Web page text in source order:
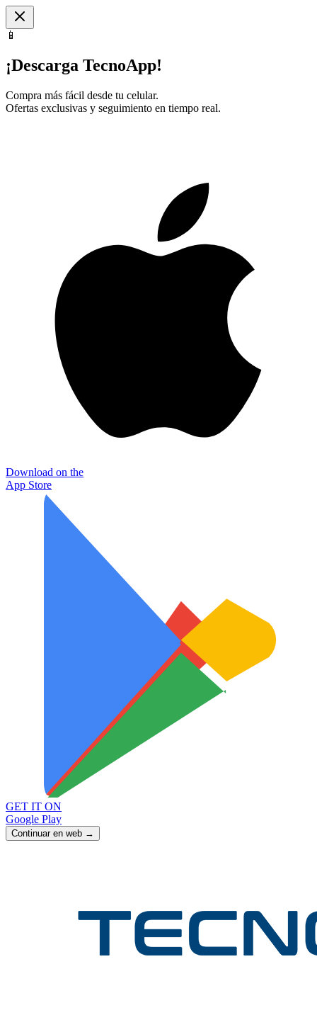
📱
¡Descarga TecnoApp!
Compra más fácil desde tu celular.
Ofertas exclusivas y seguimiento en tiempo real.
Download on the
App Store
GET IT ON
Google Play
Continuar en web →